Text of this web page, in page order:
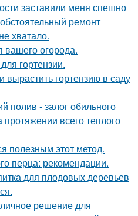
заставили меня спешно
ремонт
хватало.
вашего огорода.
гортензии.
вырастить гортензию в саду
полив - залог обильного
всего теплого
полезным этот метод.
перца: рекомендации.
для плодовых деревьев
решение для